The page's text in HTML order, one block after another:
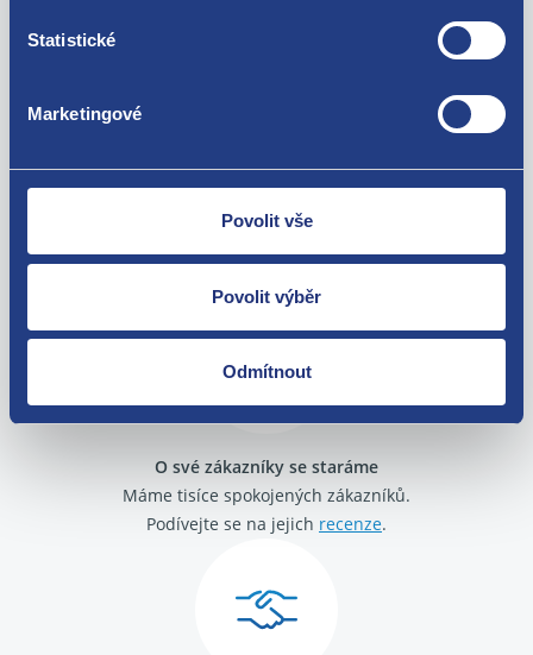
Statistické
Marketingové
Povolit vše
Povolit výběr
Odmítnout
Nejste spokojeni? Vyřešíme to!
O své zákazníky se staráme
Máme tisíce spokojených zákazníků.
Podívejte se na jejich recenze.